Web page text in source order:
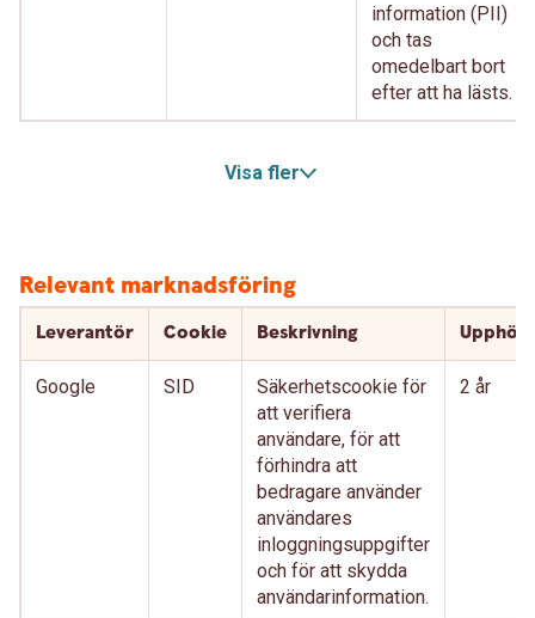
information (PII)
och tas
omedelbart bort
efter att ha lästs.
Visa fler
Relevant marknadsföring
Leverantör Cookie Beskrivning Upphör
Google SID
Säkerhetscookie för
att verifiera
användare, för att
förhindra att
bedragare använder
användares
inloggningsuppgifter
och för att skydda
användarinformation.
2 år